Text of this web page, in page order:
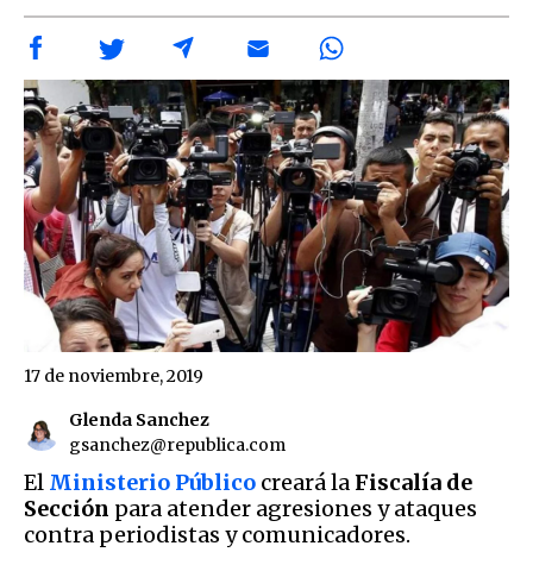
Glenda Sanchez
gsanchez@republica.com
17 de noviembre, 2019
El Ministerio Público creará la Fiscalía de
Sección para atender agresiones y ataques
contra periodistas y comunicadores.